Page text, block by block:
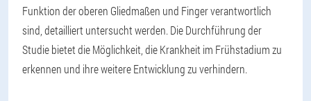
Funktion der oberen Gliedmaßen und Finger verantwortlich
sind, detailliert untersucht werden. Die Durchführung der
Studie bietet die Möglichkeit, die Krankheit im Frühstadium zu
erkennen und ihre weitere Entwicklung zu verhindern.